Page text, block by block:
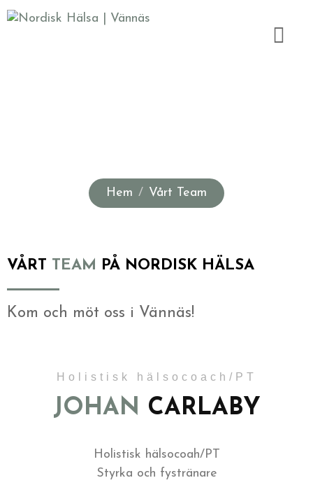
Hem Vårt Team
VÅRT TEAM PÅ NORDISK HÄLSA
Kom och möt oss i Vännäs!
Holistisk hälsocoach/PT
JOHAN CARLABY
Holistisk hälsocoah/PT
Styrka och fystränare